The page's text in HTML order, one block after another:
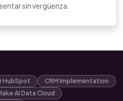
sin vergüenza.
HubSpot
CRM Implementation
AI Data Cloud